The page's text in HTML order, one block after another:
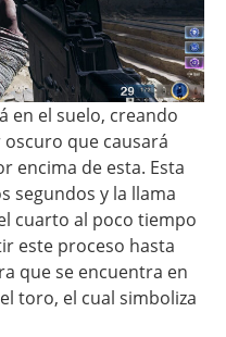
en el suelo, creando
que causará
encima de esta. Esta
segundos y la llama
cuarto al poco tiempo
este proceso hasta
que se encuentra en
toro, el cual simboliza